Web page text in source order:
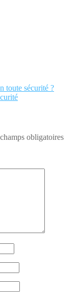
toute sécurité ?
obligatoires